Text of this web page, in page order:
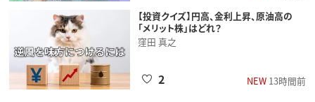
【投資クイズ】円高、金利上昇、原油高の
「メリット株」はどれ？
窪田 真之
NEW13時間前
2